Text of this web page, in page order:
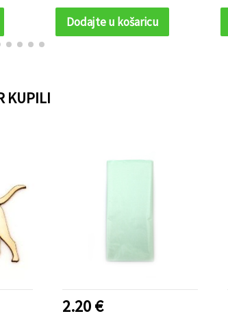
Dodajte u košaricu
KUPILI
2.20 €